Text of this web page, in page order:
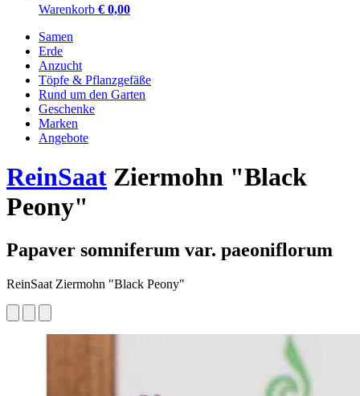
Warenkorb € 0,00
Samen
Erde
Anzucht
Töpfe & Pflanzgefäße
Rund um den Garten
Geschenke
Marken
Angebote
ReinSaat Ziermohn "Black
Peony"
Papaver somniferum var. paeoniflorum
ReinSaat Ziermohn "Black Peony"